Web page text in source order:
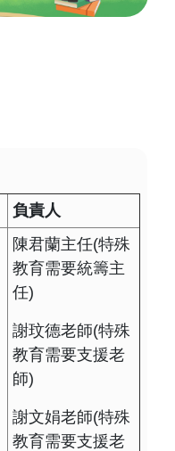
負責人
陳君蘭主任(特殊
教育需要統籌主
任)
謝玟德老師(特殊
教育需要支援老
師)
謝文娟老師(特殊
教育需要支援老